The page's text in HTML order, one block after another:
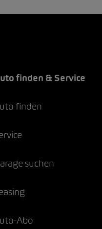
finden & Service
finden
suchen
Abo